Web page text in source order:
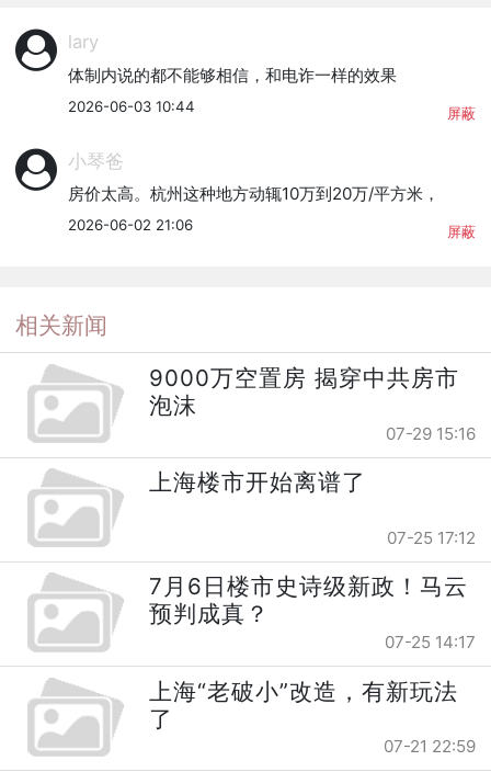
lary
体制内说的都不能够相信，和电诈一样的效果
2026-06-03 10:44 屏蔽
小琴爸
房价太高。杭州这种地方动辄10万到20万/平方米，
2026-06-02 21:06 屏蔽
相关新闻
9000万空置房 揭穿中共房市
泡沫
07-29 15:16
上海楼市开始离谱了
07-25 17:12
7月6日楼市史诗级新政！马云
预判成真？
07-25 14:17
上海“老破小”改造，有新玩法
了
07-21 22:59